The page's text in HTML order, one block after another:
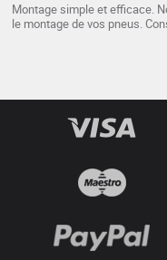
Montage simple et efficace.
le montage de vos pneus.